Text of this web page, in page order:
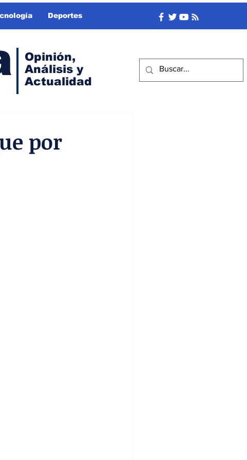
Deportes
Opinión,
Análisis y
Actualidad
por